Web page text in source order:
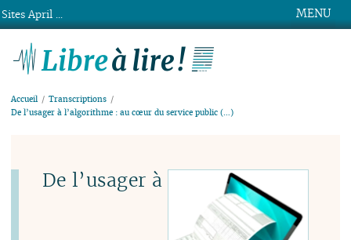
MENU
Accueil
Transcriptions
De l’usager à l’algorithme : au cœur du service public (…)
De l’usager à
Sites April ...